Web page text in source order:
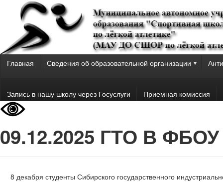
Главная Сведения об образовательной организации
Запись в нашу школу через Госуслуги Приемная комиссия
09.12.2025 ГТО В
8 декабря студенты Сибирского государственного